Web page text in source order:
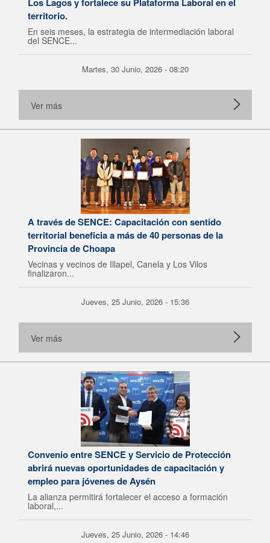
territorio.
En seis meses, la estrategia de intermediación laboral
del SENCE...
Martes, 30 Junio, 2026 - 08:20
Ver más
A través de SENCE: Capacitación con sentido
territorial beneficia a más de 40 personas de la
Provincia de Choapa
Vecinas y vecinos de Illapel, Canela y Los Vilos
finalizaron...
Jueves, 25 Junio, 2026 - 15:36
Ver más
Convenio entre SENCE y Servicio de Protección
abrirá nuevas oportunidades de capacitación y
empleo para jóvenes de Aysén
La alianza permitirá fortalecer el acceso a formación
laboral,...
Jueves, 25 Junio, 2026 - 14:46